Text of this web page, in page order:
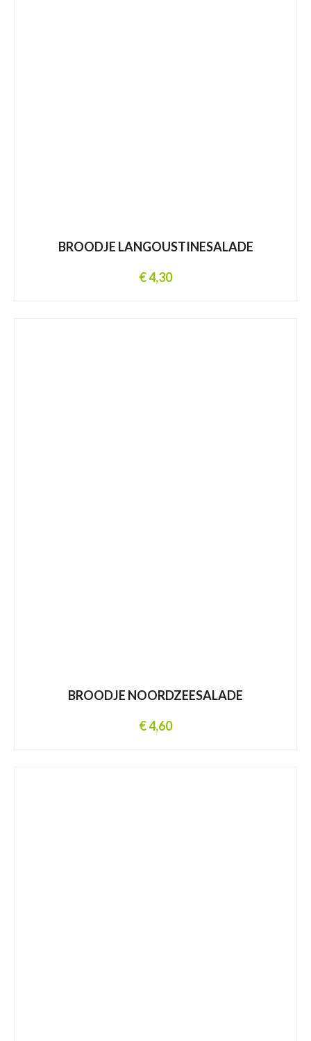
BROODJE LANGOUSTINESALADE
€ 4,30
BROODJE NOORDZEESALADE
€ 4,60